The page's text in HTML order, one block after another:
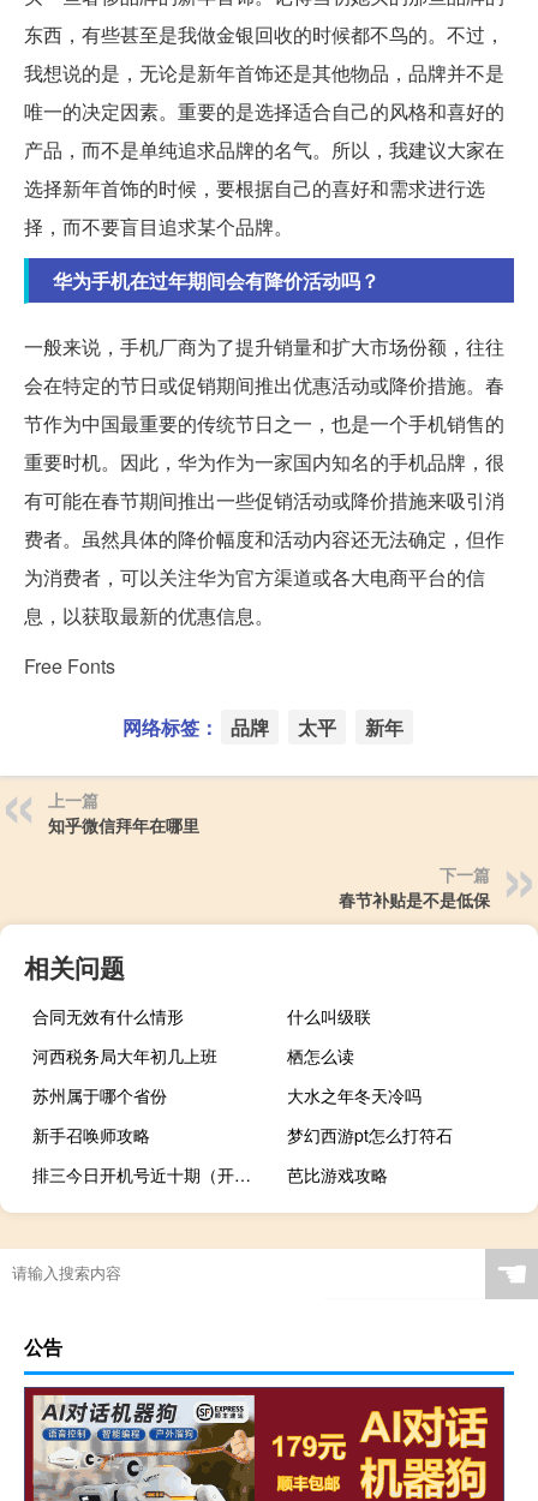
东西，有些甚至是我做金银回收的时候都不鸟的。不过，
我想说的是，无论是新年首饰还是其他物品，品牌并不是
唯一的决定因素。重要的是选择适合自己的风格和喜好的
产品，而不是单纯追求品牌的名气。所以，我建议大家在
选择新年首饰的时候，要根据自己的喜好和需求进行选
择，而不要盲目追求某个品牌。
华为手机在过年期间会有降价活动吗？
一般来说，手机厂商为了提升销量和扩大市场份额，往往
会在特定的节日或促销期间推出优惠活动或降价措施。春
节作为中国最重要的传统节日之一，也是一个手机销售的
重要时机。因此，华为作为一家国内知名的手机品牌，很
有可能在春节期间推出一些促销活动或降价措施来吸引消
费者。虽然具体的降价幅度和活动内容还无法确定，但作
为消费者，可以关注华为官方渠道或各大电商平台的信
息，以获取最新的优惠信息。
Free Fonts
网络标签： 品牌 太平 新年
上一篇
知乎微信拜年在哪里
下一篇
春节补贴是不是低保
相关问题
合同无效有什么情形
什么叫级联
河西税务局大年初几上班
栖怎么读
苏州属于哪个省份
大水之年冬天冷吗
新手召唤师攻略
梦幻西游pt怎么打符石
排三今日开机号近十期（开机号近十期）
芭比游戏攻略
☚
公告